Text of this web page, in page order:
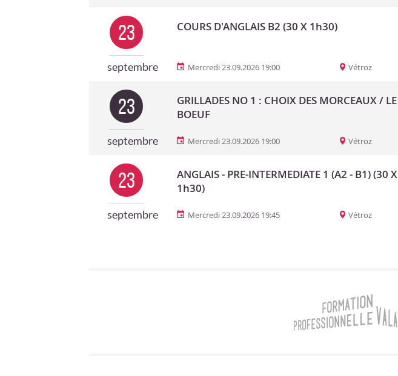
23
septembre
COURS D'ANGLAIS B2 (30 X 1h30)
Mercredi 23.09.2026 19:00 Vétroz
23
septembre
GRILLADES NO 1 : CHOIX DES MORCEAUX / LE
BOEUF
Mercredi 23.09.2026 19:00 Vétroz
23
septembre
ANGLAIS - PRE-INTERMEDIATE 1 (A2 - B1) (30 X
1h30)
Mercredi 23.09.2026 19:45 Vétroz